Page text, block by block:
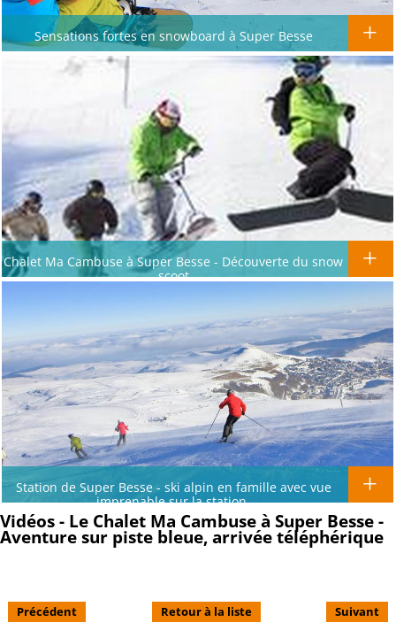
Sensations fortes en snowboard à Super Besse
Chalet Ma Cambuse à Super Besse - Découverte du snow
scoot
Station de Super Besse - ski alpin en famille avec vue
imprenable sur la station.
Vidéos - Le Chalet Ma Cambuse à Super Besse -
Aventure sur piste bleue, arrivée téléphérique
Précédent Retour à la liste Suivant